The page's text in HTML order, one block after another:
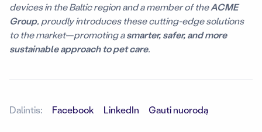
devices in the Baltic region and a member of theACME
Group, proudly introduces these cutting-edge solutions
to the market—promoting asmarter, safer, and more
sustainable approach to pet care.
Dalintis: Facebook LinkedIn Gauti nuorodą